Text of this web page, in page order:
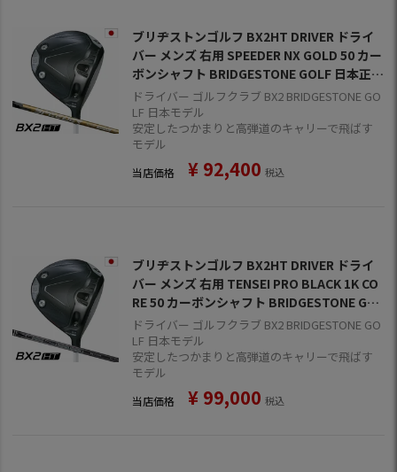
ブリヂストンゴルフ BX2HT DRIVER ドライ
バー メンズ 右用 SPEEDER NX GOLD 50 カー
ボンシャフト BRIDGESTONE GOLF 日本正規
品 2025年モデル
ドライバー ゴルフクラブ BX2 BRIDGESTONE GO
LF 日本モデル
安定したつかまりと高弾道のキャリーで飛ばす
モデル
当店価格 ¥ 92,400 税込
ブリヂストンゴルフ BX2HT DRIVER ドライ
バー メンズ 右用 TENSEI PRO BLACK 1K CO
RE 50 カーボンシャフト BRIDGESTONE GOL
F 日本正規品 2025年モデル
ドライバー ゴルフクラブ BX2 BRIDGESTONE GO
LF 日本モデル
安定したつかまりと高弾道のキャリーで飛ばす
モデル
当店価格 ¥ 99,000 税込